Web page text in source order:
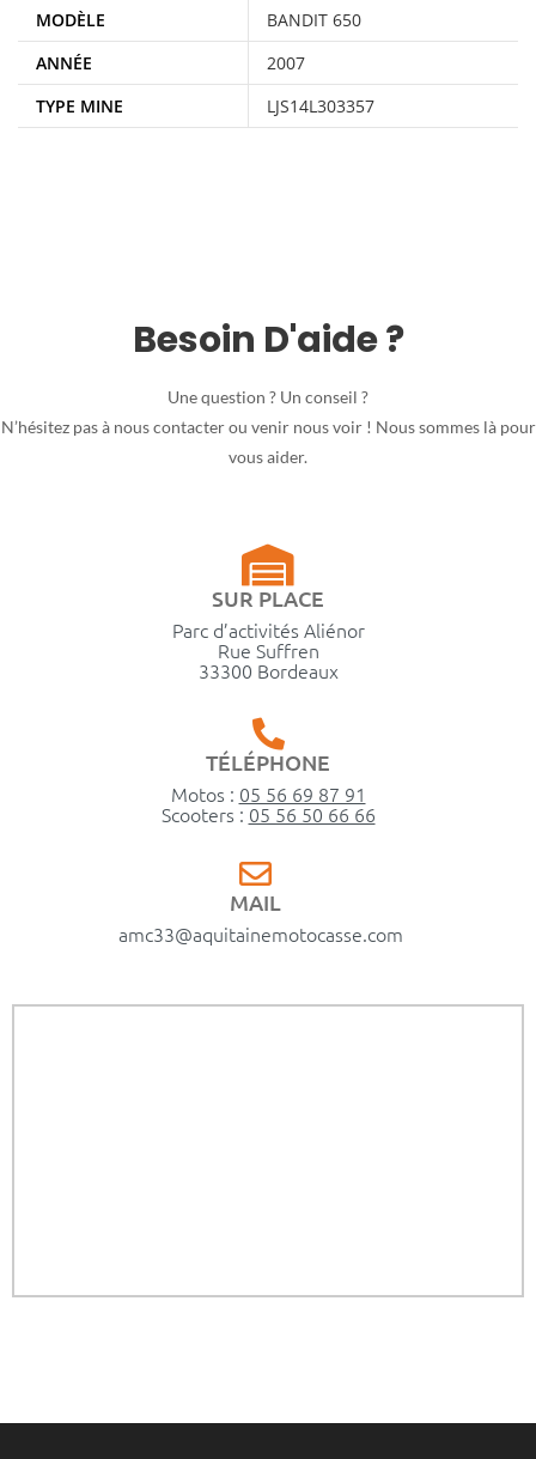
MODÈLE
BANDIT 650
ANNÉE
2007
TYPE MINE
LJS14L303357
Besoin D'aide ?
Une question ? Un conseil ?
N’hésitez pas à nous contacter ou venir nous voir ! Nous sommes là pour
vous aider.
SUR PLACE
Parc d’activités Aliénor
Rue Suffren
33300 Bordeaux
TÉLÉPHONE
Motos : 05 56 69 87 91
Scooters : 05 56 50 66 66
MAIL
amc33@aquitainemotocasse.com